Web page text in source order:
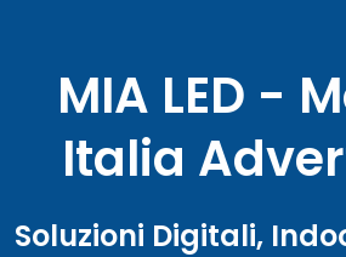
MIA LED -
Italia
Soluzioni Digitali,